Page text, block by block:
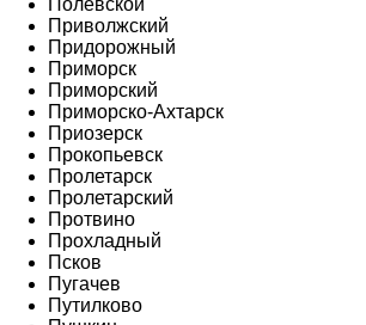
Полевской
Приволжский
Придорожный
Приморск
Приморский
Приморско-Ахтарск
Приозерск
Прокопьевск
Пролетарск
Пролетарский
Протвино
Прохладный
Псков
Пугачев
Путилково